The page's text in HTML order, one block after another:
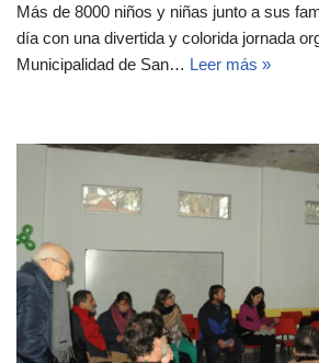
Más de 8000 niños y niñas junto a sus
día con una divertida y colorida jornada
Municipalidad de San… Leer más »